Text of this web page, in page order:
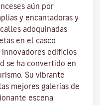
aún por
y encantadoras y
adoquinadas
en el casco
edificios
se ha convertido en
Su vibrante
mejores galerías de
escena